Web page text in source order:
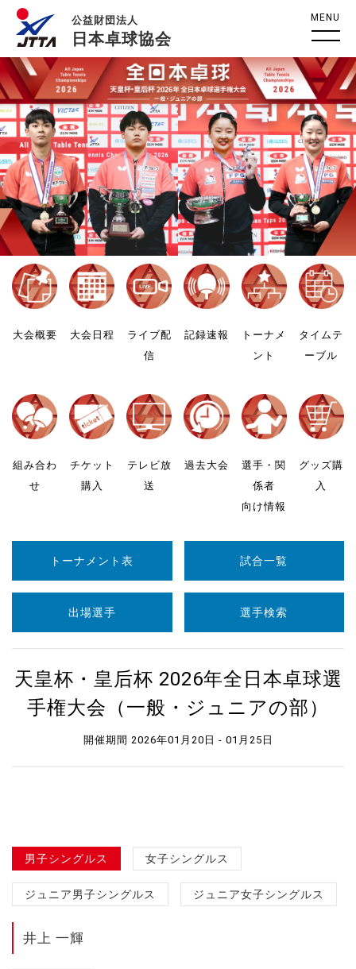
公益財団法人
日本卓球協会
MENU
大会概要 大会日程
ライブ配
信
記録速報
トーナメ
ント
タイムテ
ーブル
組み合わ
せ
チケット
購入
テレビ放
送
過去大会
選手・関
係者
向け情報
グッズ購
入
トーナメント表 試合一覧
出場選手 選手検索
天皇杯・皇后杯 2026年全日本卓球選
手権大会（一般・ジュニアの部）
開催期間 2026年01月20日 - 01月25日
男子シングルス 女子シングルス
ジュニア男子シングルス ジュニア女子シングルス
井上 一輝